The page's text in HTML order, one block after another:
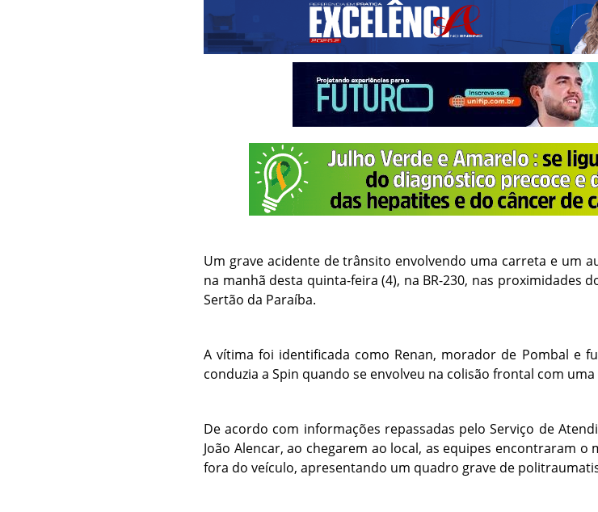
Um grave acidente de trânsito envolvendo uma carreta e um
na manhã desta quinta-feira (4), na BR-230, nas proximidades
Sertão da Paraíba.
A vítima foi identificada como Renan, morador de Pombal e
conduzia a Spin quando se envolveu na colisão frontal com
De acordo com informações repassadas pelo Serviço de
João Alencar, ao chegarem ao local, as equipes encontraram
fora do veículo, apresentando um quadro grave de